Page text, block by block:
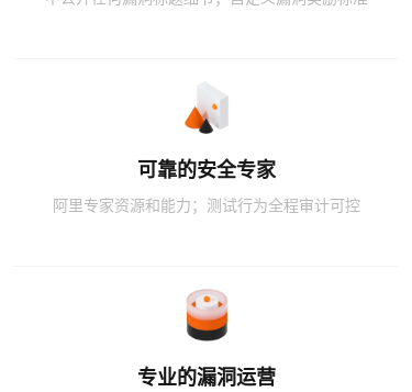
可靠的安全专家
阿里专家资源和能力；测试行为全程审计可控
专业的漏洞运营